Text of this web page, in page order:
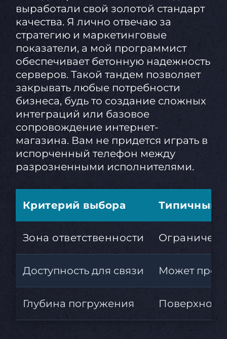
выработали свой золотой стандарт
качества. Я лично отвечаю за
стратегию и маркетинговые
показатели, а мой программист
обеспечивает бетонную надежность
серверов. Такой тандем позволяет
закрывать любые потребности
бизнеса, будь то создание сложных
интеграций или базовое
сопровождение интернет-
магазина. Вам не придется играть в
испорченный телефон между
разрозненными исполнителями.
Критерий выбора Типичный
Зона ответственности
Доступность для связи Может
Глубина погружения